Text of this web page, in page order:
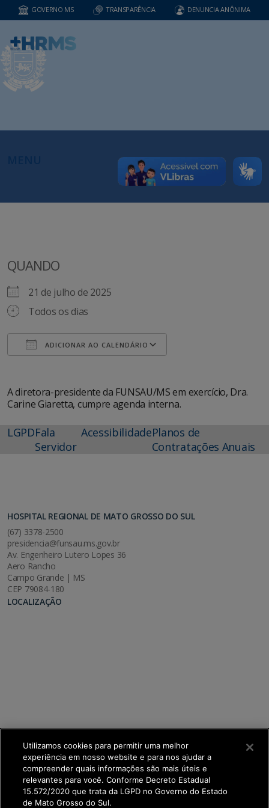
GOVERNO MS TRANSPARÊNCIA DENUNCIA ANÔNIMA
QUANDO
21 de julho de 2025
Todos os dias
ADICIONAR AO CALENDÁRIO
A diretora-presidente da FUNSAU/MS em exercício, Dra.
Carine Giaretta, cumpre agenda interna.
LGPDFala
Servidor
AcessibilidadePlanos de
Contratações Anuais
HOSPITAL REGIONAL DE MATO GROSSO DO SUL
(67) 3378-2500
presidencia@funsau.ms.gov.br
Av. Engenheiro Lutero Lopes 36
Aero Rancho
Campo Grande | MS
CEP 79084-180
LOCALIZAÇÃO
Utilizamos cookies para permitir uma melhor
experiência em nosso website e para nos ajudar a
compreender quais informações são mais úteis e
relevantes para você. Conforme Decreto Estadual
15.572/2020 que trata da LGPD no Governo do Estado
de Mato Grosso do Sul.